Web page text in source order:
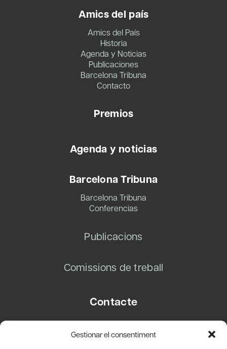
Gestionar el consentiment
Amics del país
Amics del País
Historia
Agenda y Noticias
Publicaciones
Barcelona Tribuna
Contacto
Premios
Agenda y noticias
Barcelona Tribuna
Barcelona Tribuna
Conferencias
Publicacions
Comissions de treball
Contacte
08003 Barcelona